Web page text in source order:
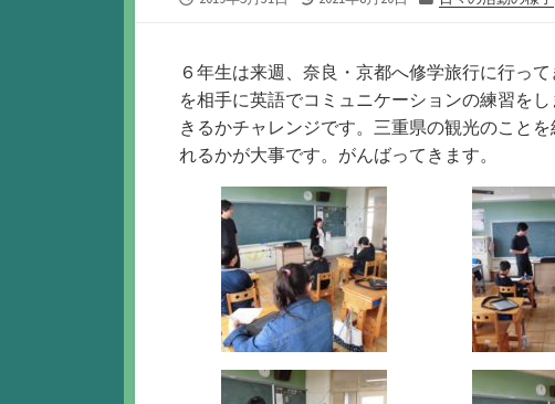
新
日
リ
ー
６年生は来週、奈良・京都へ修学旅行に行っ
を相手に英語でコミュニケーションの練習を
きるかチャレンジです。三重県の観光のこと
れるかが大事です。がんばってきます。